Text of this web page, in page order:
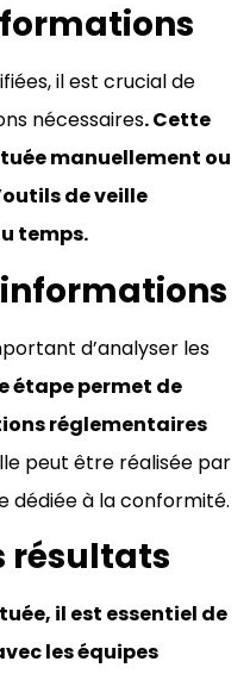
il est crucial de
nécessaires. Cette
manuellement ou
de veille
temps.
d’analyser les
étape permet de
réglementaires
peut être réalisée par
dédiée à la conformité.
résultats
il est essentiel de
les équipes